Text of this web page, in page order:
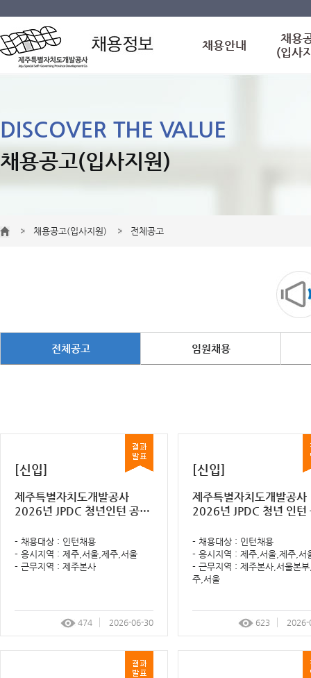
채용안내
채용
(입사
DISCOVER THE VALUE
채용공고(입사지원)
채용공고(입사지원) 전체공고
전체공고 임원채용
[신입]
제주특별자치도개발공사
2026년 JPDC 청년인턴 공개
- 채용대상 : 인턴채용
- 응시지역 : 제주,서울,제주,서울
- 근무지역 : 제주본사
474 2026-06-30
[신입]
제주특별자치도개발공사
2026년 JPDC 청년 인턴 공개
- 채용대상 : 인턴채용
- 응시지역 : 제주,서울,제주,서
- 근무지역 : 제주본사,서울본
주,서울
623